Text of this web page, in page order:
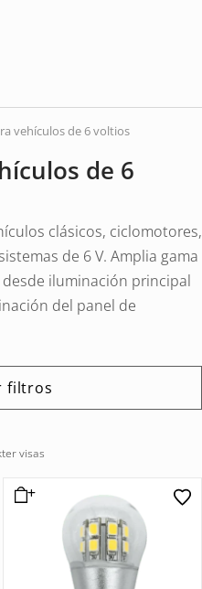
vehículos de 6 voltios
de 6
clásicos, ciclomotores,
de 6 V. Amplia gama
iluminación principal
del panel de
filtros
visas